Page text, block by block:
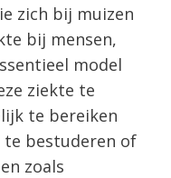
zich bij muizen
bij mensen,
model
ziekte te
te bereiken
bestuderen of
zoals